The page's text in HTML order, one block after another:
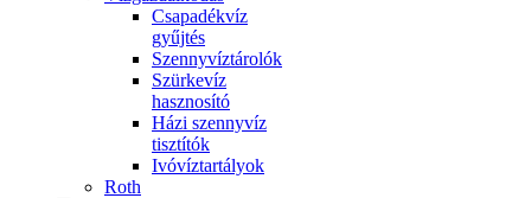
Csapadékvíz
gyűjtés
Szennyvíztárolók
Szürkevíz
hasznosító
Házi szennyvíz
tisztítók
Ivóvíztartályok
Roth